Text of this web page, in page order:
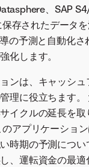
、SAP
存されたデータ
の予測と自動化さ
化します。
ンは、キャッシ
理に役立ちます
イクルの延長を
アプリケーショ
時期の予測につ
、運転資金の最